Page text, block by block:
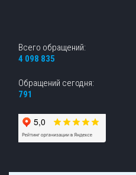
Всего обращений:
4 098 835
Обращений сегодня:
791